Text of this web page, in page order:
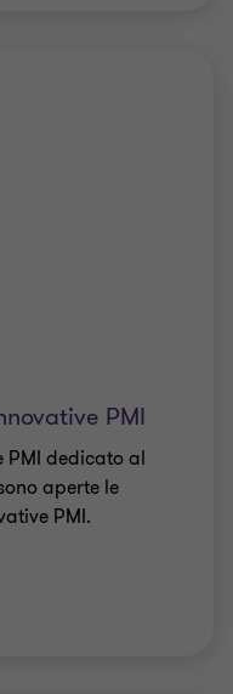
PMI
PMI dedicato al
aperte le
PMI.